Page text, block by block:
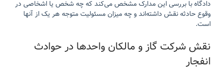
دادگاه با بررسی این مدارک مشخص می‌کند که چه شخص یا اشخاصی در
وقوع حادثه نقش داشته‌اند و چه میزان مسئولیت متوجه هر یک از آنها
است.
نقش شرکت گاز و مالکان واحدها در حوادث
انفجار